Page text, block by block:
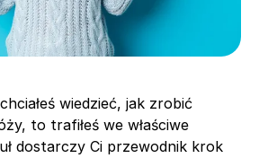
wiedzieć, jak zrobić
to trafiłeś we właściwe
dostarczy Ci przewodnik krok